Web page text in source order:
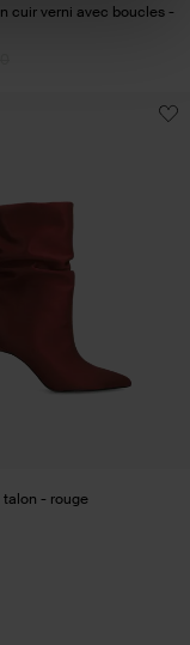
cuir verni avec boucles -
talon - rouge